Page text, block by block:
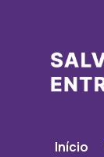
Início